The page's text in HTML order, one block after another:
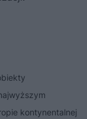
kontynentalnej